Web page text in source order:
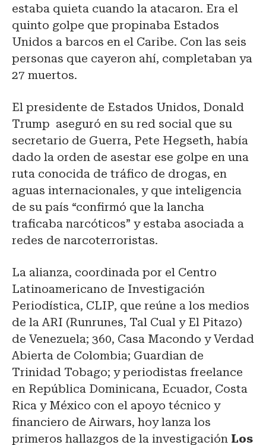
estaba quieta cuando la atacaron. Era el
quinto golpe que propinaba Estados
Unidos a barcos en el Caribe. Con las seis
personas que cayeron ahí, completaban ya
27 muertos.
El presidente de Estados Unidos, Donald
Trump aseguró en su red social que su
secretario de Guerra, Pete Hegseth, había
dado la orden de asestar ese golpe en una
ruta conocida de tráfico de drogas, en
aguas internacionales, y que inteligencia
de su país “confirmó que la lancha
traficaba narcóticos” y estaba asociada a
redes de narcoterroristas.
La alianza, coordinada por el Centro
Latinoamericano de Investigación
Periodística, CLIP, que reúne a los medios
de la ARI (Runrunes, Tal Cual y El Pitazo)
de Venezuela; 360, Casa Macondo y Verdad
Abierta de Colombia; Guardian de
Trinidad Tobago; y periodistas freelance
en República Dominicana, Ecuador, Costa
Rica y México con el apoyo técnico y
financiero de Airwars, hoy lanza los
primeros hallazgos de la investigación Los